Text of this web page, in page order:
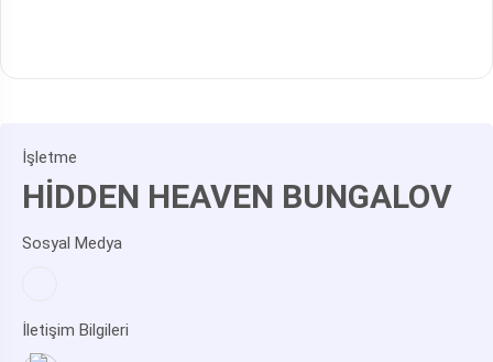
İşletme
HİDDEN HEAVEN BUNGALOV
Sosyal Medya
İletişim Bilgileri